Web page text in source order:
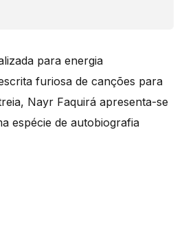
para energia
furiosa de canções para
Nayr Faquirá apresenta-se
espécie de autobiografia